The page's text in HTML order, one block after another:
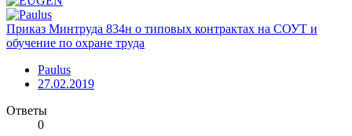
Приказ Минтруда 834н о типовых контрактах на СОУТ и
обучение по охране труда
Paulus
27.02.2019
Ответы
0